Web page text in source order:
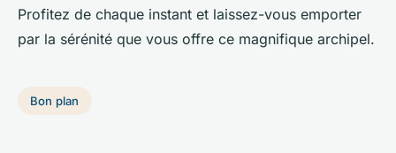
Profitez de chaque instant et laissez-vous emporter
par la sérénité que vous offre ce magnifique archipel.
Bon plan